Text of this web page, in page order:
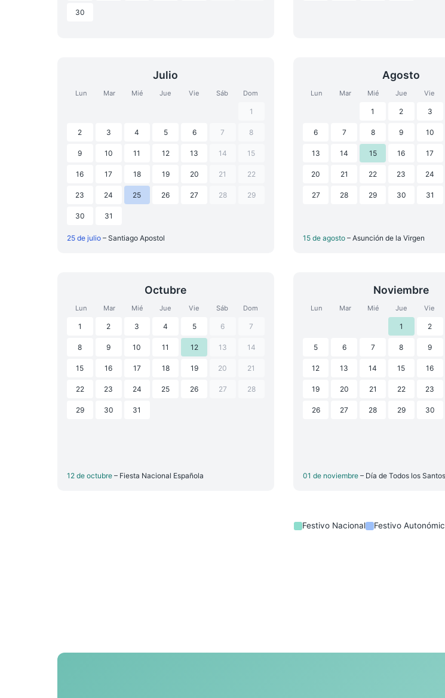
30
Julio
Lun Mar Mié Jue Vie Sáb Dom
1
2 3 4 5 6 7 8
9 10 11 12 13 14 15
16 17 18 19 20 21 22
23 24 25 26 27 28 29
30 31
25 de julio – Santiago Apostol
Agosto
Lun Mar Mié Jue Vie
1 2 3
6 7 8 9 10
13 14 15 16 17
20 21 22 23 24
27 28 29 30 31
15 de agosto – Asunción de la Virgen
Octubre
Lun Mar Mié Jue Vie Sáb Dom
1 2 3 4 5 6 7
8 9 10 11 12 13 14
15 16 17 18 19 20 21
22 23 24 25 26 27 28
29 30 31
12 de octubre – Fiesta Nacional Española
Noviembre
Lun Mar Mié Jue Vie
1 2
5 6 7 8 9
12 13 14 15 16
19 20 21 22 23
26 27 28 29 30
01 de noviembre – Día de Todos los Santos
Festivo Nacional Festivo